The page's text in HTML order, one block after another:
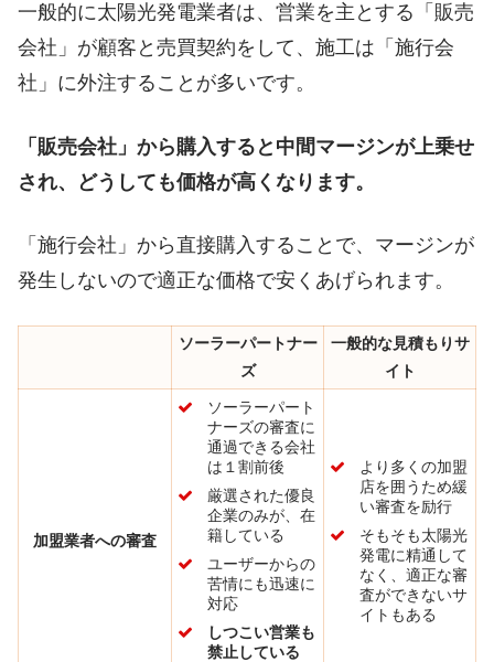
一般的に太陽光発電業者は、営業を主とする「販売
会社」が顧客と売買契約をして、施工は「施行会
社」に外注することが多いです。
「販売会社」から購入すると中間マージンが上乗せ
され、どうしても価格が高くなります。
「施行会社」から直接購入することで、マージンが
発生しないので適正な価格で安くあげられます。
ソーラーパートナー
ズ
一般的な見積もりサ
イト
加盟業者への審査
ソーラーパート
ナーズの審査に
通過できる会社
は１割前後
厳選された優良
企業のみが、在
籍している
ユーザーからの
苦情にも迅速に
対応
しつこい営業も
禁止している
より多くの加盟
店を囲うため緩
い審査を励行
そもそも太陽光
発電に精通して
なく、適正な審
査ができないサ
イトもある